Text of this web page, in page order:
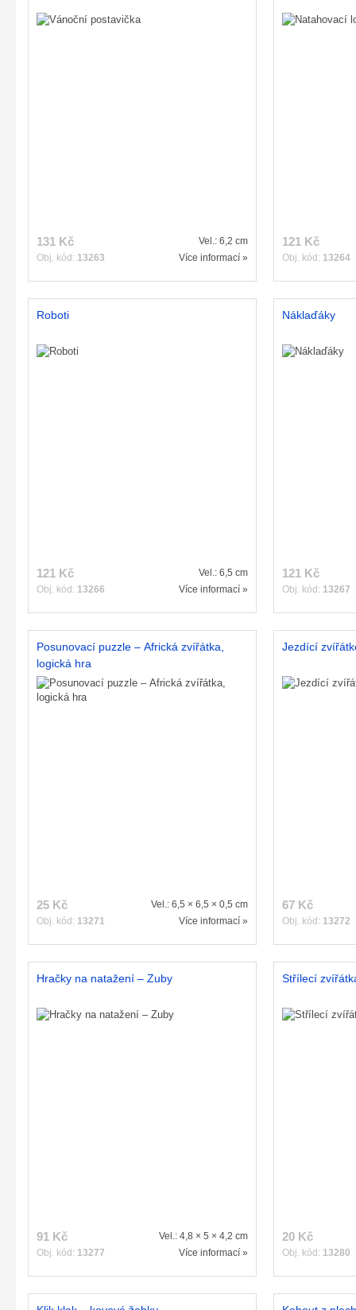
131 Kč
Obj. kód: 13263
Vel.: 6,2 cm
Více informací »
121 Kč
Obj. kód: 13264
Roboti
121 Kč
Obj. kód: 13266
Vel.: 6,5 cm
Více informací »
Náklaďáky
121 Kč
Obj. kód: 13267
Posunovací puzzle – Africká zvířátka,
logická hra
25 Kč
Obj. kód: 13271
Vel.: 6,5 × 6,5 × 0,5 cm
Více informací »
Jezdící
67 Kč
Obj. kód: 13272
Hračky na natažení – Zuby
91 Kč
Obj. kód: 13277
Vel.: 4,8 × 5 × 4,2 cm
Více informací »
Střílecí
20 Kč
Obj. kód: 13280